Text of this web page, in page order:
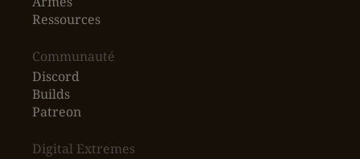
Ressources
‎Communauté
Discord
Builds
Patreon
Digital Extremes